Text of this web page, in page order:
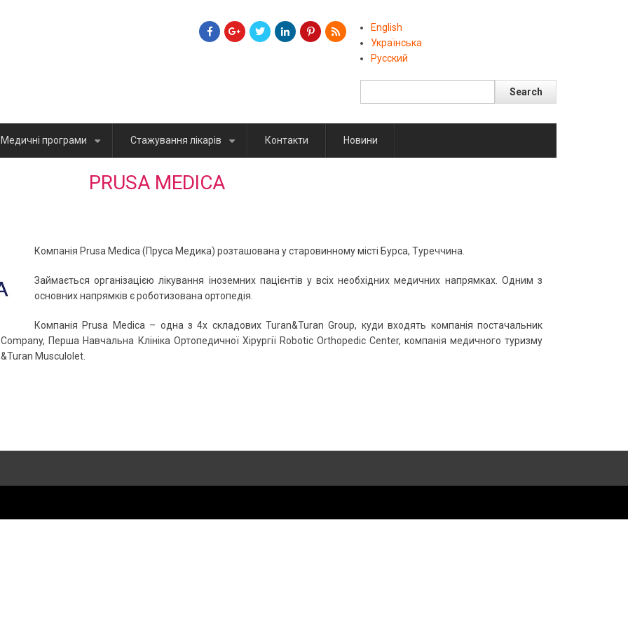
English
Українська
Русский
Поиск
Медичні програми Стажування лікарів Контакти Новини
PRUSA MEDICA
Компанія Prusa Medica (Пруса Медика) розташована у старовинному місті Бурса, Туреччина.
Займається організацією лікування іноземних пацієнтів у всіх необхідних медичних напрямках. Одним з
основних напрямків є роботизована ортопедія.
Компанія Prusa Medica – одна з 4х складових Turan&Turan Group, куди входять компанія постачальник
Перша Навчальна Клініка Ортопедичної Хірургії Robotic Orthopedic Center, компанія медичного туризму
Musculolet.